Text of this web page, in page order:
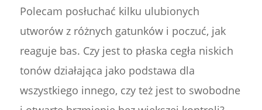
Polecam posłuchać kilku ulubionych
utworów z różnych gatunków i poczuć, jak
reaguje bas. Czy jest to płaska cegła niskich
tonów działająca jako podstawa dla
wszystkiego innego, czy też jest to swobodne